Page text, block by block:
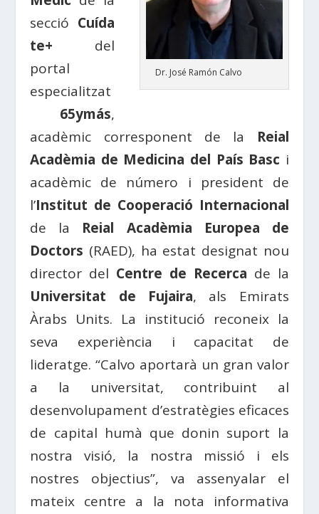
Dr. José Ramón Calvo
secció Cuída
te+ del
portal
especialitzat
65ymás,
acadèmic corresponent de la Reial
Acadèmia de Medicina del País Basc i
acadèmic de número i president de
l’Institut de Cooperació Internacional
de la Reial Acadèmia Europea de
Doctors (RAED), ha estat designat nou
director del Centre de Recerca de la
Universitat de Fujaira, als Emirats
Àrabs Units. La institució reconeix la
seva experiència i capacitat de
lideratge. “Calvo aportarà un gran valor
a la universitat, contribuint al
desenvolupament d’estratègies eficaces
de capital humà que donin suport la
nostra visió, la nostra missió i els
nostres objectius”, va assenyalar el
mateix centre a la nota informativa